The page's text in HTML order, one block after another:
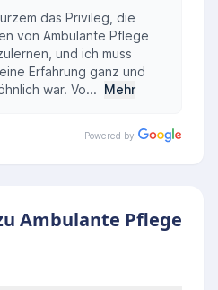
das Privileg, die
von Ambulante Pflege
und ich muss
Erfahrung ganz und
war. Vo... Mehr
Powered by
Ambulante Pflege